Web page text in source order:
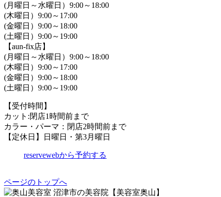
(月曜日～水曜日）9:00～18:00
(木曜日）9:00～17:00
(金曜日）9:00～18:00
(土曜日）9:00～19:00
【aun-fix店】
(月曜日～水曜日）9:00～18:00
(木曜日）9:00～17:00
(金曜日）9:00～18:00
(土曜日）9:00～19:00
【受付時間】
カット:閉店1時間前まで
カラー・パーマ：閉店2時間前まで
【定休日】日曜日・第3月曜日
reservewebから予約する
ページのトップへ
沼津市の美容院【美容室奥山】